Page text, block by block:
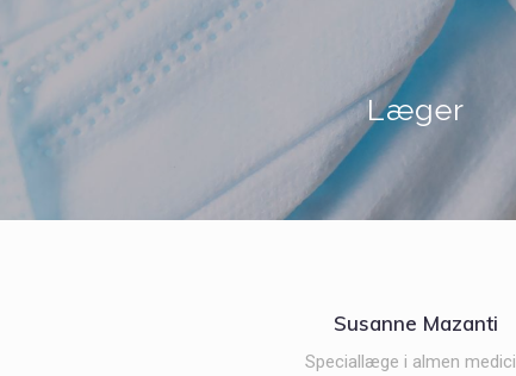
Læger
Susanne Mazanti
Speciallæge i almen